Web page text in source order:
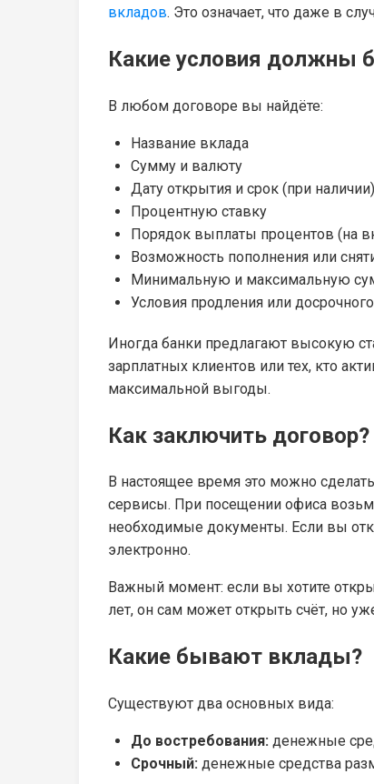
вкладов. Это означает, что даже в
Какие условия должны
В любом договоре вы найдёте:
Название вклада
Сумму и валюту
Дату открытия и срок (при наличии)
Процентную ставку
Порядок выплаты процентов (на
Возможность пополнения или
Минимальную и максимальную
Условия продления или
Иногда банки предлагают высокую
зарплатных клиентов или тех, кто
максимальной выгоды.
Как заключить договор?
В настоящее время это можно
сервисы. При посещении офиса
необходимые документы. Если вы
электронно.
Важный момент: если вы хотите
лет, он сам может открыть счёт, но
Какие бывают вклады?
Существуют два основных вида:
До востребования: денежные
Срочный: денежные средства